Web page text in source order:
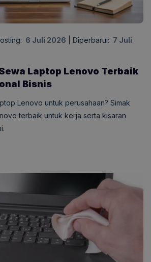
6 Juli 2026 Diperbarui: 7 Juli
Laptop Lenovo Terbaik
Bisnis
Lenovo untuk perusahaan? Simak
terbaik untuk kerja serta kisaran